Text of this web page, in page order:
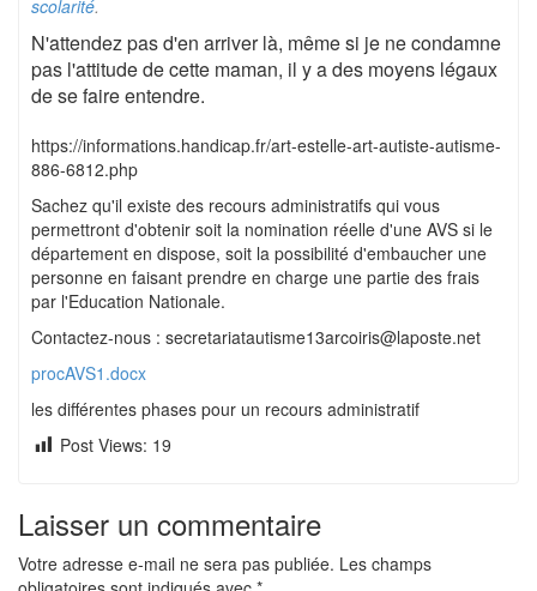
scolarité.
N'attendez pas d'en arriver là, même si je ne condamne
pas l'attitude de cette maman, il y a des moyens légaux
de se faire entendre.
https://informations.handicap.fr/art-estelle-art-autiste-autisme-
886-6812.php
Sachez qu'il existe des recours administratifs qui vous
permettront d'obtenir soit la nomination réelle d'une AVS si le
département en dispose, soit la possibilité d'embaucher une
personne en faisant prendre en charge une partie des frais
par l'Education Nationale.
Contactez-nous : secretariatautisme13arcoiris@laposte.net
procAVS1.docx
les différentes phases pour un recours administratif
Post Views: 19
Laisser un commentaire
Votre adresse e-mail ne sera pas publiée. Les champs